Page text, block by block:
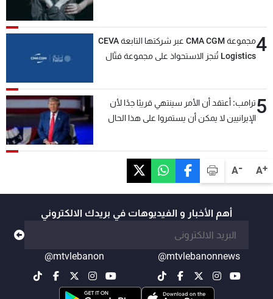
A+
A-
4
مجموعة CMA CGM عبر شركتها التابعة CEVA
Logistics تُنجز الاستحواذ على مجموعة فتّال
5ترامب: أعتقد أن الأمر سينتهي قريبًا جدًا لأن
الإيرانيين لا يمكن أن يستمروا على هذا الحال
أهم الأخبار و الفيديوهات في بريدك الالكتروني
@mtvlebanonnews
@mtvlebanon